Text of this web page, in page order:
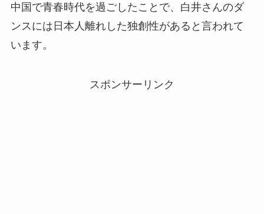
中国で青春時代を過ごしたことで、白井さんのダ
ンスには日本人離れした独創性があると言われて
います。
スポンサーリンク